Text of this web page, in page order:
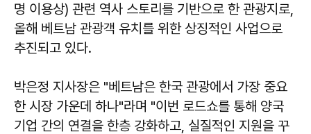
명 이용상) 관련 역사 스토리를 기반으로 한 관광지로,
올해 베트남 관광객 유치를 위한 상징적인 사업으로
추진되고 있다.
박은정 지사장은 "베트남은 한국 관광에서 가장 중요
한 시장 가운데 하나"라며 "이번 로드쇼를 통해 양국
기업 간의 연결을 한층 강화하고, 실질적인 지원을 꾸